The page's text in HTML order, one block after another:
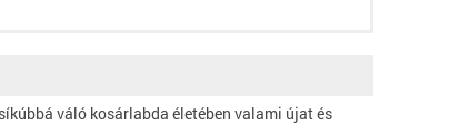
váló kosárlabda életében valami újat és